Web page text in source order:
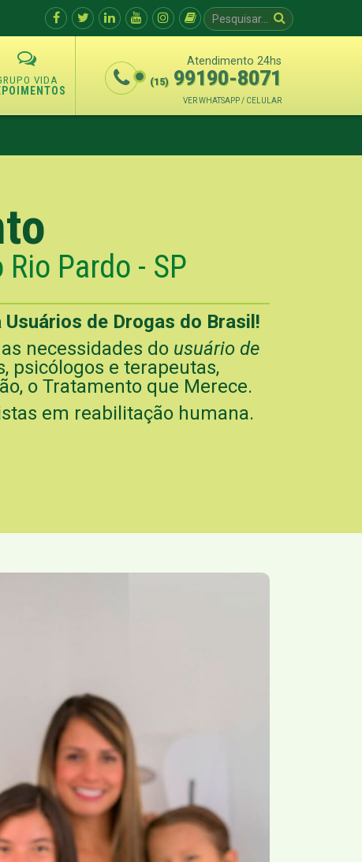
Atendimento 24hs
(15) 99190-8071
VER WHATSAPP / CELULAR
Pardo - SP
de Drogas do Brasil!
necessidades do usuário de
psicólogos e terapeutas,
o Tratamento que Merece.
em reabilitação humana.